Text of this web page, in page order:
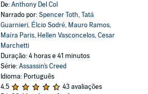
De:Anthony Del Col
Narrado por:Spencer Toth,Tatá
Guarnieri, Élcio Sodré, Mauro Ramos,
Maíra Paris, Hellen Vasconcelos,Cesar
Marchetti
Duração: 4 horas e 41 minutos
Série:Assassin's Creed
Idioma: Português
4,5
43 avaliações